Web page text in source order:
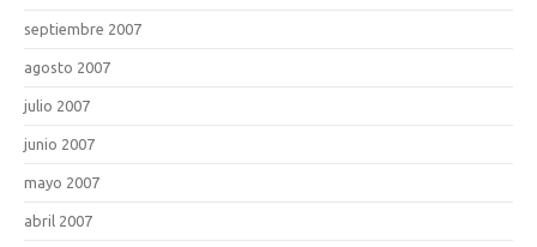
septiembre 2007
agosto 2007
julio 2007
junio 2007
mayo 2007
abril 2007